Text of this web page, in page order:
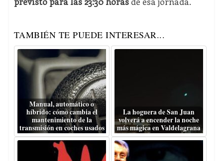
TAMBIÉN TE PUEDE INTERESAR...
Manual, automático o
híbrido: cómo cambia el
mantenimiento de la
transmisión en coches usados
La hoguera de San Juan
volverá a encender la noche
más mágica en Valdelagrana